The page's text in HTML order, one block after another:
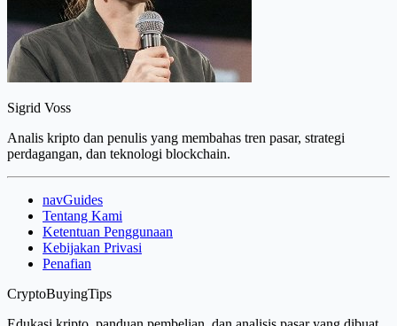
Sigrid Voss
Analis kripto dan penulis yang membahas tren pasar, strategi
perdagangan, dan teknologi blockchain.
navGuides
Tentang Kami
Ketentuan Penggunaan
Kebijakan Privasi
Penafian
CryptoBuyingTips